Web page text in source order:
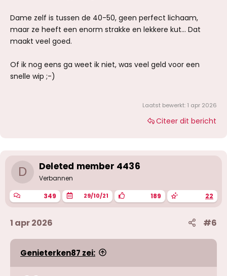
Dame zelf is tussen de 40-50, geen perfect lichaam,
maar ze heeft een enorm strakke en lekkere kut... Dat
maakt veel goed.
Of ik nog eens ga weet ik niet, was veel geld voor een
snelle wip ;-)
Laatst bewerkt: 1 apr 2026
Citeer dit bericht
D Deleted member 4436
Verbannen
349 29/10/21 189 22
1 apr 2026 #6
Genieterken87 zei: